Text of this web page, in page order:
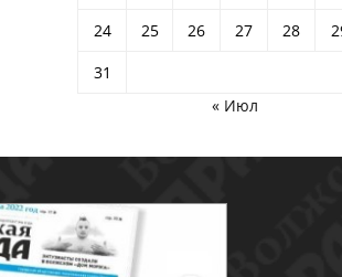
24
25 26 27 28
31
« Июл